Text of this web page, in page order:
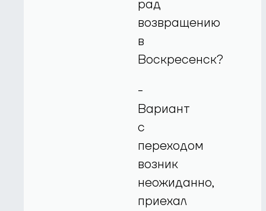
рад
возвращению
в
Воскресенск?
-
Вариант
с
переходом
возник
неожиданно,
приехал